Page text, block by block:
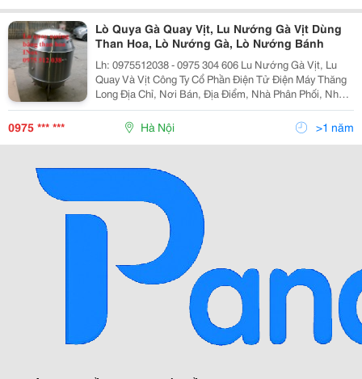
Lò Quya Gà Quay Vịt, Lu Nướng Gà Vịt Dùng
Than Hoa, Lò Nướng Gà, Lò Nướng Bánh
Lh: 0975512038 - 0975 304 606 Lu Nướng Gà Vịt, Lu
Quay Và Vịt Công Ty Cổ Phần Điện Tử Điện Máy Thăng
Long Địa Chỉ, Nơi Bán, Địa Điểm, Nhà Phân Phối, Nhà
Cung Cấp, Bán Buôn, Bán Lẻ Lu Nướng Vịt Lò Quay Vịt,
Lò Nướng Vịt, Chum Quay Vịt, Chum Nướn
0975 *** *** Hà Nội >1 năm